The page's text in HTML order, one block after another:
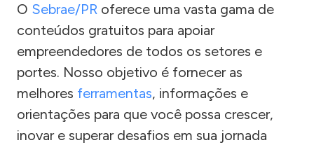
O Sebrae/PR oferece uma vasta gama de
conteúdos gratuitos para apoiar
empreendedores de todos os setores e
portes. Nosso objetivo é fornecer as
melhores ferramentas, informações e
orientações para que você possa crescer,
inovar e superar desafios em sua jornada